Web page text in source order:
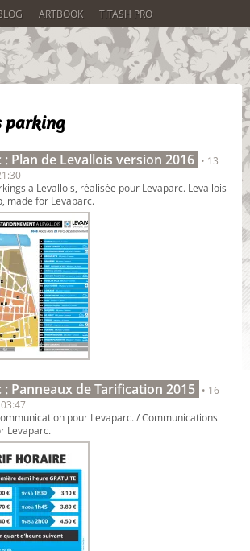
ARTBOOK TITASH PRO
parking
: Plan de Levallois version 2016 • 13
a Levallois, réalisée pour Levaparc. Levallois
made for Levaparc.
: Panneaux de Tarification 2015 • 16
pour Levaparc. / Communications
Levaparc.